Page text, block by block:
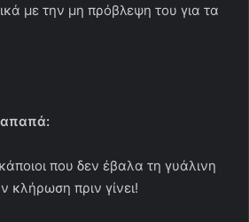
με την μη πρόβλεψη του για τα
που δεν έβαλα τη γυάλινη
κλήρωση πριν γίνει!